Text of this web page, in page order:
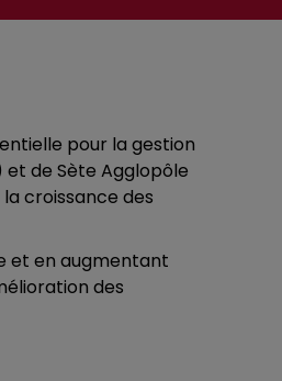
pour la gestion
de Sète Agglopôle
croissance des
et en augmentant
des